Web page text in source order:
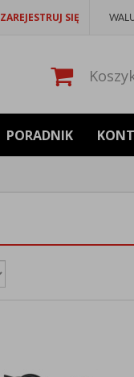
ZAREJESTRUJ SIĘ
PORADNIK